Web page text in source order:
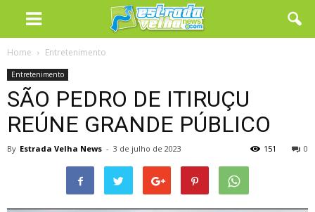
Home Entretenimento
Entretenimento
SÃO PEDRO DE ITIRUÇU
REÚNE GRANDE PÚBLICO
By Estrada Velha News - 3 de julho de 2023 0
151